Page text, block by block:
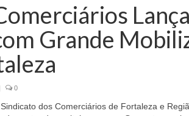
Grande
0
dos Comerciários de Fortaleza e